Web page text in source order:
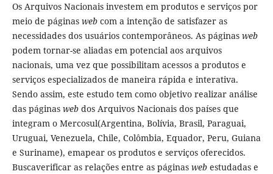
Os Arquivos Nacionais investem em produtos e serviços por
meio de páginas web com a intenção de satisfazer as
necessidades dos usuários contemporâneos. As páginasweb
podem tornar-se aliadas em potencial aos arquivos
nacionais, uma vez que possibilitam acessos a produtos e
serviços especializados de maneira rápida e interativa.
Sendo assim, este estudo tem como objetivo realizar análise
das páginas webdos Arquivos Nacionais dos países que
integram o Mercosul(Argentina, Bolívia, Brasil, Paraguai,
Uruguai, Venezuela, Chile, Colômbia, Equador, Peru, Guiana
e Suriname), emapear os produtos e serviços oferecidos.
Buscaverificar as relações entre as páginas webestudadas e